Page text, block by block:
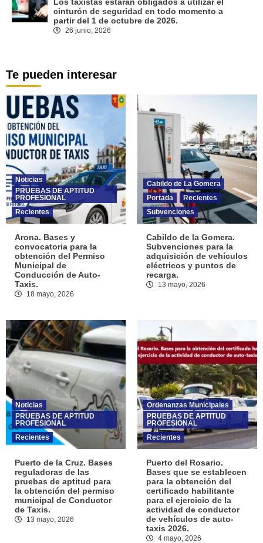
cinturón de seguridad en todo momento a
partir del 1 de octubre de 2026.
26 junio, 2026
Te pueden interesar
Noticias
PRUEBAS DE APTITUD
PROFESIONAL
Recientes
Arona. Bases y
convocatoria para la
obtención del Permiso
Municipal de
Conducción de Auto-
Taxis.
18 mayo, 2026
Cabildo de La Gomera
Portada
Recientes
Subvenciones
Cabildo de la Gomera.
Subvenciones para la
adquisición de vehículos
eléctricos y puntos de
recarga.
13 mayo, 2026
Noticias
PRUEBAS DE APTITUD
PROFESIONAL
Recientes
Puerto de la Cruz. Bases
reguladoras de las
pruebas de aptitud para
la obtención del permiso
municipal de Conductor
de Taxis.
13 mayo, 2026
Ordenanzas Municipales
PRUEBAS DE APTITUD
PROFESIONAL
Recientes
Puerto del Rosario.
Bases que se establecen
para la obtención del
certificado habilitante
para el ejercicio de la
actividad de conductor
de vehículos de auto-
taxis 2026.
4 mayo, 2026